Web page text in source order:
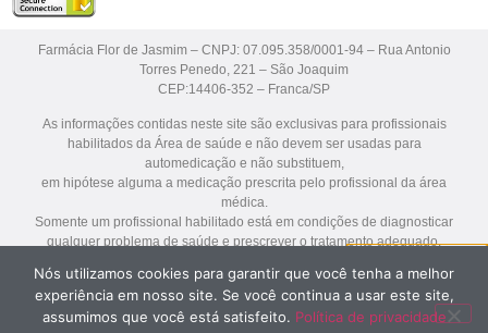
Farmácia Flor de Jasmim – CNPJ: 07.095.358/0001-94 – Rua Antonio
Torres Penedo, 221 – São Joaquim
CEP:14406-352 – Franca/SP
As informações contidas neste site são exclusivas para profissionais
habilitados da Área de saúde e não devem ser usadas para
automedicação e não substituem,
em hipótese alguma a medicação prescrita pelo profissional da área
médica.
Somente um profissional habilitado está em condições de diagnosticar
qualquer problema de saúde e prescrever o tratamento adequado.
Os medicamentos sob prescrição médica só serão dispensados mediante
apresentação da receita para avaliação farmacêutica antes da
manipulação e dispensação.
Nós utilizamos cookies para garantir que você tenha a melhor
experiência em nosso site. Se você continua a usar este site,
assumimos que você está satisfeito. Política de privacidade